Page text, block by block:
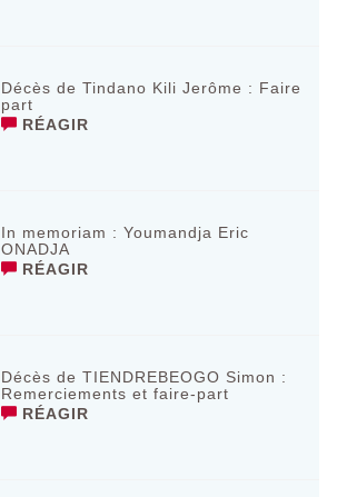
Décès de Tindano Kili Jerôme : Faire
part
RÉAGIR
In memoriam : Youmandja Eric
ONADJA
RÉAGIR
Décès de TIENDREBEOGO Simon :
Remerciements et faire-part
RÉAGIR